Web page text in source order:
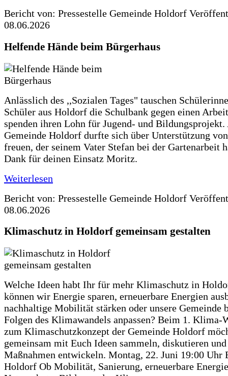
Bericht von: Pressestelle Gemeinde Holdorf
08.06.2026
Helfende Hände beim Bürgerhaus
Anlässlich des ,,Sozialen Tages" tauschen
Schüler aus Holdorf die Schulbank gegen einen
spenden ihren Lohn für Jugend- und Bildungsprojekt.
Gemeinde Holdorf durfte sich über Unterstützung
freuen, der seinem Vater Stefan bei der Gartenarbeit
Dank für deinen Einsatz Moritz.
Weiterlesen
Bericht von: Pressestelle Gemeinde Holdorf
08.06.2026
Klimaschutz in Holdorf gemeinsam gestalten
Welche Ideen habt Ihr für mehr Klimaschutz in
können wir Energie sparen, erneuerbare Energien
nachhaltige Mobilität stärken oder unsere Gemeinde
Folgen des Klimawandels anpassen? Beim 1. Klima-
zum Klimaschutzkonzept der Gemeinde Holdorf
gemeinsam mit Euch Ideen sammeln, diskutieren
Maßnahmen entwickeln. Montag, 22. Juni 19:00 Uhr
Holdorf Ob Mobilität, Sanierung, erneuerbare